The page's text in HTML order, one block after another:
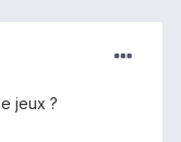
jeux ?